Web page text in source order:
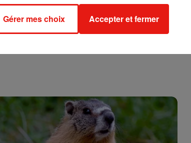
Gérer mes choix Accepter et fermer